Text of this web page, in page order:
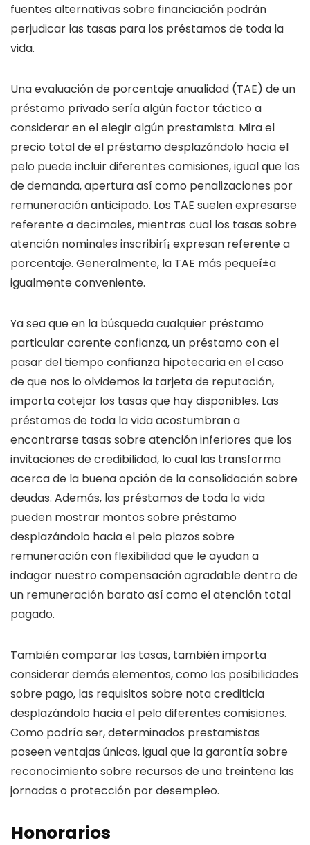
fuentes alternativas sobre financiación podrán
perjudicar las tasas para los préstamos de toda la
vida.
Una evaluación de porcentaje anualidad (TAE) de un
préstamo privado serí­a algún factor táctico a
considerar en el elegir algún prestamista. Mira el
precio total de el préstamo desplazándolo hacia el
pelo puede incluir diferentes comisiones, igual que las
de demanda, apertura así­ como penalizaciones por
remuneración anticipado. Los TAE suelen expresarse
referente a decimales, mientras cual los tasas sobre
atención nominales inscribirí¡ expresan referente a
porcentaje. Generalmente, la TAE más pequeí±a
igualmente conveniente.
Ya sea que en la búsqueda cualquier préstamo
particular carente confianza, un préstamo con el
pasar del tiempo confianza hipotecaria en el caso
de que nos lo olvidemos la tarjeta de reputación,
importa cotejar los tasas que hay disponibles. Las
préstamos de toda la vida acostumbran a
encontrarse tasas sobre atención inferiores que los
invitaciones de credibilidad, lo cual las transforma
acerca de la buena opción de la consolidación sobre
deudas. Además, las préstamos de toda la vida
pueden mostrar montos sobre préstamo
desplazándolo hacia el pelo plazos sobre
remuneración con flexibilidad que le ayudan a
indagar nuestro compensación agradable dentro de
un remuneración barato así­ como el atención total
pagado.
También comparar las tasas, también importa
considerar demás elementos, como las posibilidades
sobre pago, las requisitos sobre nota crediticia
desplazándolo hacia el pelo diferentes comisiones.
Como podrí­a ser, determinados prestamistas
poseen ventajas únicas, igual que la garantía sobre
reconocimiento sobre recursos de una treintena las
jornadas o protección por desempleo.
Honorarios